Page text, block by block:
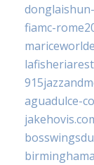
fiamc-
aguadulce-